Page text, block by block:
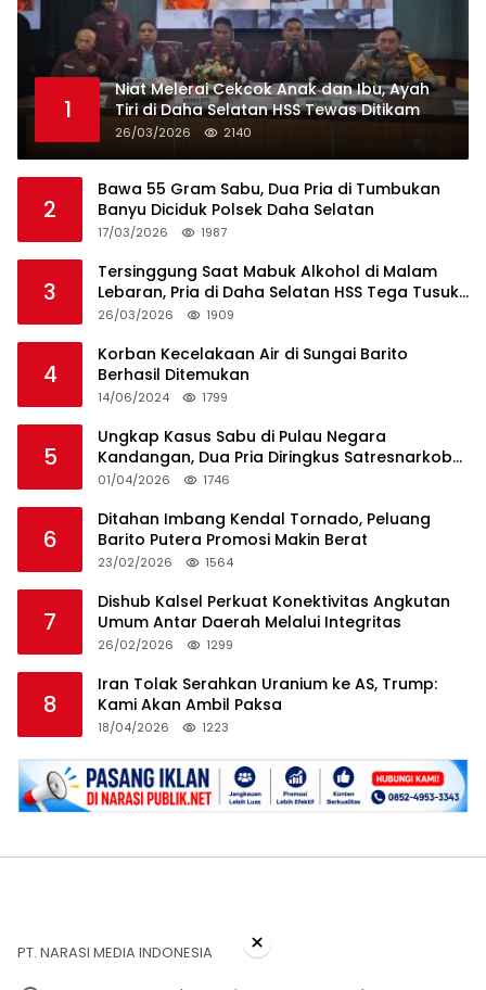
1
Niat Melerai Cekcok Anak dan Ibu, Ayah
Tiri di Daha Selatan HSS Tewas Ditikam
26/03/2026 2140
2
Bawa 55 Gram Sabu, Dua Pria di Tumbukan
Banyu Diciduk Polsek Daha Selatan
17/03/2026 1987
3
Tersinggung Saat Mabuk Alkohol di Malam
Lebaran, Pria di Daha Selatan HSS Tega Tusuk
Teman Sendiri
26/03/2026 1909
4
Korban Kecelakaan Air di Sungai Barito
Berhasil Ditemukan
14/06/2024 1799
5
Ungkap Kasus Sabu di Pulau Negara
Kandangan, Dua Pria Diringkus Satresnarkoba
HSS
01/04/2026 1746
6
Ditahan Imbang Kendal Tornado, Peluang
Barito Putera Promosi Makin Berat
23/02/2026 1564
7
Dishub Kalsel Perkuat Konektivitas Angkutan
Umum Antar Daerah Melalui Integritas
26/02/2026 1299
8
Iran Tolak Serahkan Uranium ke AS, Trump:
Kami Akan Ambil Paksa
18/04/2026 1223
PT. NARASI MEDIA INDONESIA ×